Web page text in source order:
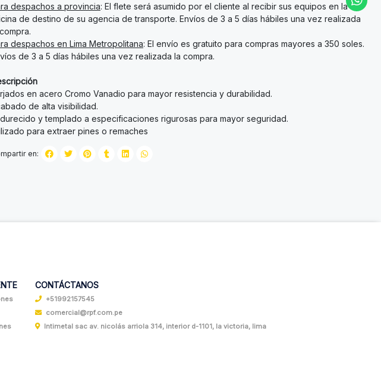
despachos a provincia: El flete será asumido por el cliente al recibir sus equipos en la
de destino de su agencia de transporte. Envíos de 3 a 5 días hábiles una vez realizada
despachos en Lima Metropolitana: El envío es gratuito para compras mayores a 350 soles.
de 3 a 5 días hábiles una vez realizada la compra.
en acero Cromo Vanadio para mayor resistencia y durabilidad.
de alta visibilidad.
y templado a especificaciones rigurosas para mayor seguridad.
para extraer pines o remaches
en:
CONTÁCTANOS
+51992157545
comercial@rpf.com.pe
Intimetal sac av. nicolás arriola 314, interior d-1101, la victoria, lima